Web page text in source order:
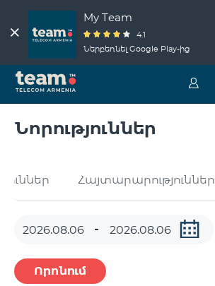
My Team
4.1
Ներբեռնել Google Play-ից
Նորություններ
Հայտարարություններ
Որոնում